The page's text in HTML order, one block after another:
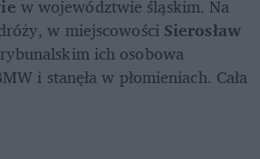
w województwie śląskim. Na
w miejscowości Sierosław
ich osobowa
i stanęła w płomieniach. Cała